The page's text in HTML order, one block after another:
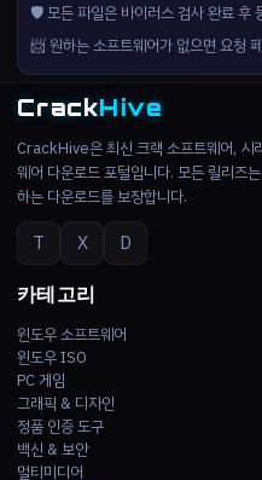
🛡️ 모든 파일은 바이러스 검사 완료 후
📨 원하는 소프트웨어가 없으면 요청
CrackHive
CrackHive은 최신 크랙 소프트웨어, 시
웨어 다운로드 포털입니다. 모든 릴리즈
하는 다운로드를 보장합니다.
T X D
카테고리
윈도우 소프트웨어
윈도우 ISO
PC 게임
그래픽 & 디자인
정품 인증 도구
백신 & 보안
멀티미디어